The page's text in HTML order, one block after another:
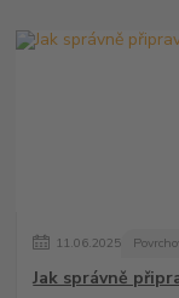
11.06.2025
Jak správně